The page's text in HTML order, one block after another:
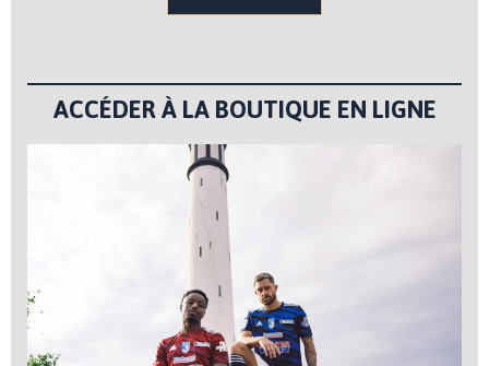
ACCÉDER À LA BOUTIQUE EN LIGNE